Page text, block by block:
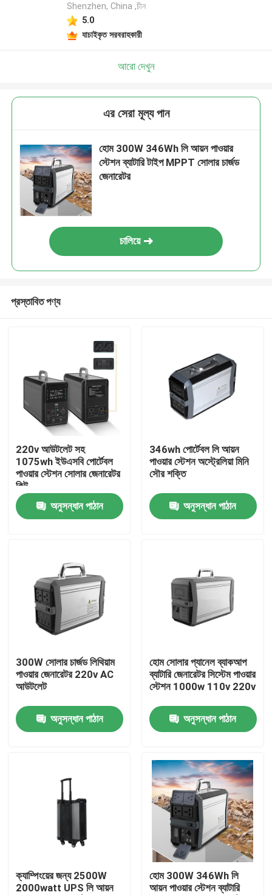
পণ্য
আমাদের সম্পর্কে
কারখানা ভ্রমণ
আমাদের সাথে যোগাযোগ করুন
সোলার জেনারেটর স্টেশন
পোর্টেবল পাওয়ার স্টেশন জেনারেটর
সোলার প্যানেল জেনারেটর
Shenzhen, China ,চীন
5.0
যাচাইকৃত সরবরাহকারী
আরো দেখুন
এর সেরা মূল্য পান
হোম 300W 346Wh লি আয়ন পাওয়ার
স্টেশন ব্যাটারি টাইপ MPPT সোলার চার্জড
জেনারেটর
চালিয়ে
প্রস্তাবিত পণ্য
220v আউটলেট সহ
1075wh ইউএসবি পোর্টেবল
পাওয়ার স্টেশন সোলার জেনারেটর
কিট
অনুসন্ধান পাঠান
346wh পোর্টেবল লি আয়ন
পাওয়ার স্টেশন অস্ট্রেলিয়া মিনি
সৌর শক্তি
অনুসন্ধান পাঠান
300W সোলার চার্জড লিথিয়াম
পাওয়ার জেনারেটর 220v AC
আউটলেট
অনুসন্ধান পাঠান
হোম সোলার প্যানেল ব্যাকআপ
ব্যাটারি জেনারেটর সিস্টেম পাওয়ার
স্টেশন 1000w 110v 220v
অনুসন্ধান পাঠান
ক্যাম্পিংয়ের জন্য 2500W
2000watt UPS লি আয়ন
হোম 300W 346Wh লি
আয়ন পাওয়ার স্টেশন ব্যাটারি